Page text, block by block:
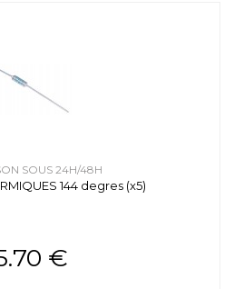
SOUS 24H/48H
144 degres (x5)
€